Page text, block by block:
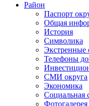
Район
Паспорт
Общая
История
Символика
Экстренные
Телефоны
СМИ округа
Экономика
Социальная
Фотогалерея